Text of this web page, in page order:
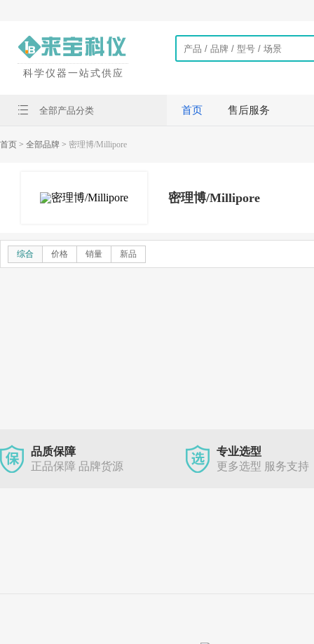
科学仪器一站式供应
全部产品分类 首页 售后服务
首页 > 全部品牌 > 密理博/Millipore
密理博/Millipore
综合 价格 销量 新品
品质保障
正品保障 品牌货源
专业选型
更多选型 服务支持